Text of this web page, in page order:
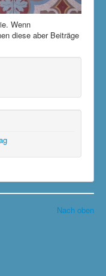
Termine
Wenn
diese aber Beiträge
Nach oben